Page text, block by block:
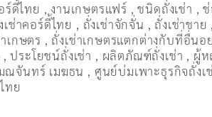
ร์ดี้ไทย ,งานเกษตรแฟร์ ,ชนิดถั่งเช่า ,
เช่าคอร์ดี้ไทย , ถั่งเช่าจักจั่น , ถั่งเช่าชาย ,
เกษตร , ถั่งเช่าเกษตรแตกต่างกับที่อื่นอย่
,ประโยชน์ถั่งเช่า , ผลิตภัณฑ์ถั่งเช่า , ผู้ห
ณจันทร์ เมฆธน , ศูนย์บ่มเพาะธุรกิจถั่งเ
ทย